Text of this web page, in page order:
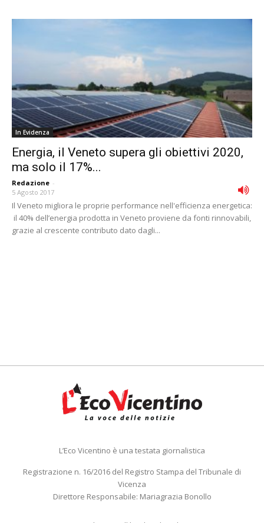
In Evidenza
Energia, il Veneto supera gli obiettivi 2020,
ma solo il 17%...
Redazione -
5 Agosto 2017
Il Veneto migliora le proprie performance nell'efficienza energetica:
il 40% dell’energia prodotta in Veneto proviene da fonti rinnovabili,
grazie al crescente contributo dato dagli...
L’Eco Vicentino è una testata giornalistica
Registrazione n. 16/2016 del Registro Stampa del Tribunale di
Vicenza
Direttore Responsabile: Mariagrazia Bonollo